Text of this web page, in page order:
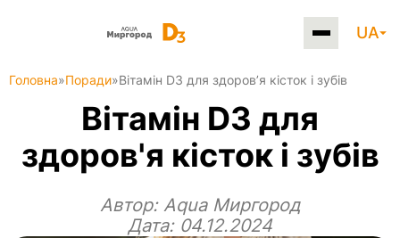
UA
Головна»Поради»Вітамін D3 для здоров’я кісток і зубів
Вітамін D3 для
здоров'я кісток і зубів
Автор:Aqua Миргород
Дата: 04.12.2024